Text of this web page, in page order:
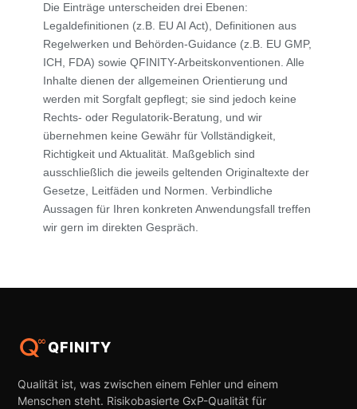
Die Einträge unterscheiden drei Ebenen:
Legaldefinitionen (z.B. EU AI Act), Definitionen aus
Regelwerken und Behörden-Guidance (z.B. EU GMP,
ICH, FDA) sowie QFINITY-Arbeitskonventionen. Alle
Inhalte dienen der allgemeinen Orientierung und
werden mit Sorgfalt gepflegt; sie sind jedoch keine
Rechts- oder Regulatorik-Beratung, und wir
übernehmen keine Gewähr für Vollständigkeit,
Richtigkeit und Aktualität. Maßgeblich sind
ausschließlich die jeweils geltenden Originaltexte der
Gesetze, Leitfäden und Normen. Verbindliche
Aussagen für Ihren konkreten Anwendungsfall treffen
wir gern im direkten Gespräch.
QFINITY
Qualität ist, was zwischen einem Fehler und einem
Menschen steht. Risikobasierte GxP-Qualität für